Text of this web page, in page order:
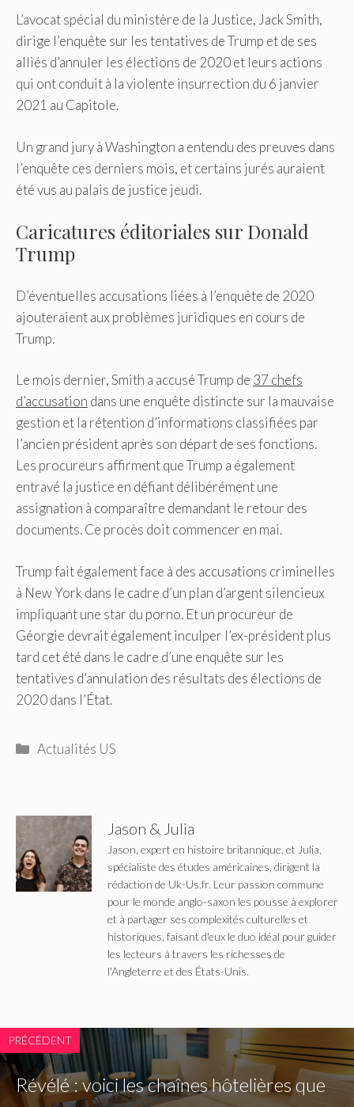
L’avocat spécial du ministère de la Justice, Jack Smith,
dirige l’enquête sur les tentatives de Trump et de ses
alliés d’annuler les élections de 2020 et leurs actions
qui ont conduit à la violente insurrection du 6 janvier
2021 au Capitole.
Un grand jury à Washington a entendu des preuves dans
l’enquête ces derniers mois, et certains jurés auraient
été vus au palais de justice jeudi.
Caricatures éditoriales sur Donald
Trump
D’éventuelles accusations liées à l’enquête de 2020
ajouteraient aux problèmes juridiques en cours de
Trump.
Le mois dernier, Smith a accusé Trump de 37 chefs
d’accusation dans une enquête distincte sur la mauvaise
gestion et la rétention d’informations classifiées par
l’ancien président après son départ de ses fonctions.
Les procureurs affirment que Trump a également
entravé la justice en défiant délibérément une
assignation à comparaître demandant le retour des
documents. Ce procès doit commencer en mai.
Trump fait également face à des accusations criminelles
à New York dans le cadre d’un plan d’argent silencieux
impliquant une star du porno. Et un procureur de
Géorgie devrait également inculper l’ex-président plus
tard cet été dans le cadre d’une enquête sur les
tentatives d’annulation des résultats des élections de
2020 dans l’État.
Catégories
Actualités US
Jason & Julia
Jason, expert en histoire britannique, et Julia,
spécialiste des études américaines, dirigent la
rédaction de Uk-Us.fr. Leur passion commune
pour le monde anglo-saxon les pousse à explorer
et à partager ses complexités culturelles et
historiques, faisant d'eux le duo idéal pour guider
les lecteurs à travers les richesses de
l'Angleterre et des États-Unis.
PRÉCÉDENT
Révélé : voici les chaînes hôtelières que